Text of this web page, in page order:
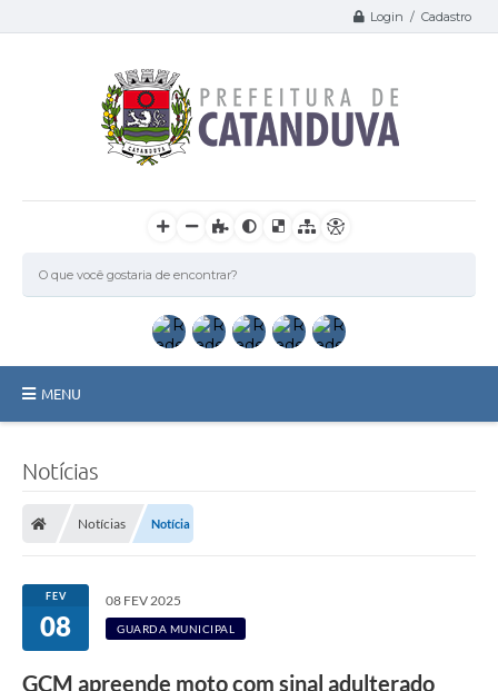
Login / Cadastro
MENU
Licitações / PCA
Transparência
Notícias
Notícias Notícia
FEV
08
08 FEV 2025
GUARDA MUNICIPAL
GCM apreende moto com sinal adulterado